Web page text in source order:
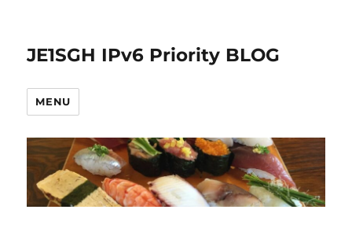
JE1SGH IPv6 Priority BLOG
MENU